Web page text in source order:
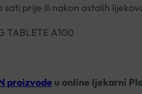
sati prije ili nakon ostalih
TABLETE A100
proizvodeu online ljekarni